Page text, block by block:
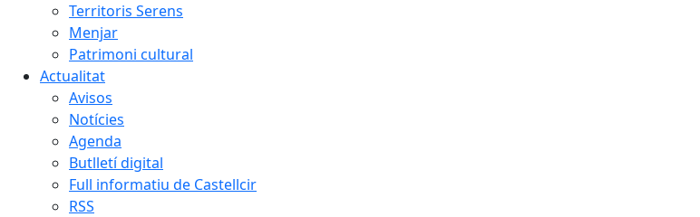
Territoris Serens
Menjar
Patrimoni cultural
Actualitat
Avisos
Notícies
Agenda
Butlletí digital
Full informatiu de Castellcir
RSS